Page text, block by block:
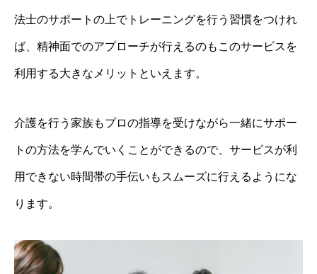
法士のサポートの上でトレーニングを行う習慣をつけれ
ば、精神面でのアプローチが行えるのもこのサービスを
利用する大きなメリットといえます。
介護を行う家族もプロの指導を受けながら一緒にサポー
トの方法を学んでいくことができるので、サービスが利
用できない時間帯の手伝いもスムーズに行えるようにな
ります。